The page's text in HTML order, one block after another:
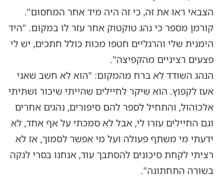
הצבאי ראו את זה, כי זה היה מיד אחר המחסום".
קורמן מספר כי נהג טוקטוק אחר עזר לו במקום. "היד
הימנית שלי והרגליים חטפו מכות כולל חתכים, יש לי
פצעים רציניים מהקפיצה".
הנהג השודד לא ברח מהמקום: "הוא לא חשב שאני
אעז לקפוץ. הוא שיקר לחיילים שהייתי שיכור ושתיתי
אלכוהול, והתחיל לספר להם סיפורים, נהגים אחרים
וגם החיילים עזרו לי, אבל לא סמכתי על אף אחד, לא
ידעתי מי משתף פעולה ועל מי אפשר לסמוך, אז לא
רציתי לקחת סיכונים להסתבך עוד, אנחנו בסרי לנקה
בשורה התחתונה".